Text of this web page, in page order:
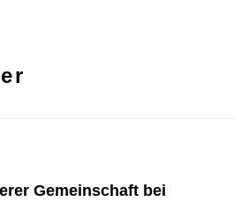
Gemeinschaft bei